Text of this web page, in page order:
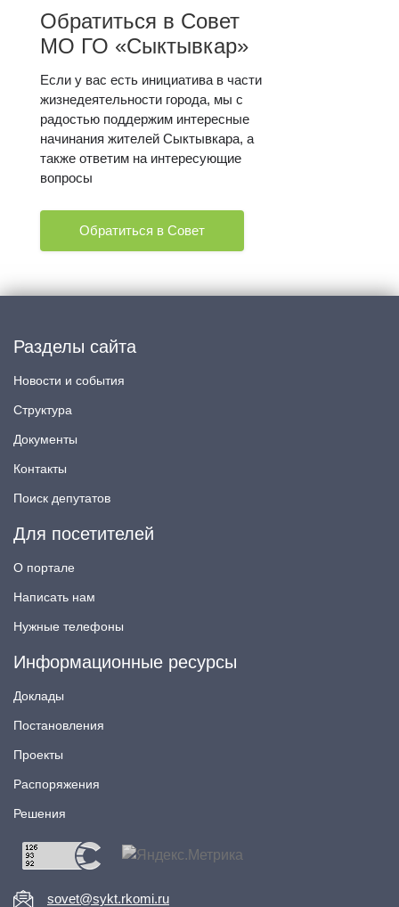
Обратиться в Совет
МО ГО «Сыктывкар»
Если у вас есть инициатива в части
жизнедеятельности города, мы с
радостью поддержим интересные
начинания жителей Сыктывкара, а
также ответим на интересующие
вопросы
Обратиться в Совет
Разделы сайта
Новости и события
Структура
Документы
Контакты
Поиск депутатов
Для посетителей
О портале
Написать нам
Нужные телефоны
Информационные ресурсы
Доклады
Постановления
Проекты
Распоряжения
Решения
sovet@sykt.rkomi.ru